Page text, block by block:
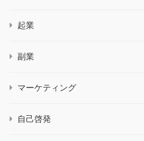
起業
副業
マーケティング
自己啓発